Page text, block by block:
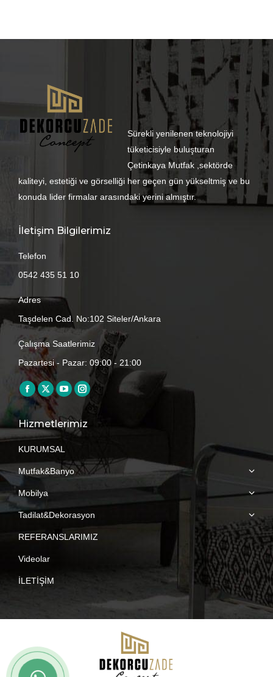
Sürekli yenilenen teknolojiyi
tüketicisiyle buluşturan
Çetinkaya Mutfak ,sektörde
kaliteyi, estetiği ve görselliği her geçen gün yükseltmiş ve bu
konuda lider firmalar arasındaki yerini almıştır.
İletişim Bilgilerimiz
Telefon
0542 435 51 10
Adres
Taşdelen Cad. No:102 Siteler/Ankara
Çalışma Saatlerimiz
Pazartesi - Pazar: 09:00 - 21:00
Find us on:
Facebook
page
opens
window
X
page
opens
window
YouTube
page
opens
new
window
Instagram
page
opens
new
window
Hizmetlerimiz
KURUMSAL
Mutfak&Banyo
Mobilya
Tadilat&Dekorasyon
REFERANSLARIMIZ
Videolar
İLETİŞİM